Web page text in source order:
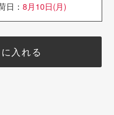
日： 8月10日(月)
入れる